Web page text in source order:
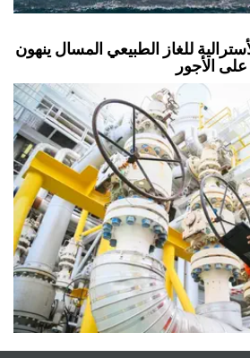
للغاز الطبيعي المسال ينهون
الأجور